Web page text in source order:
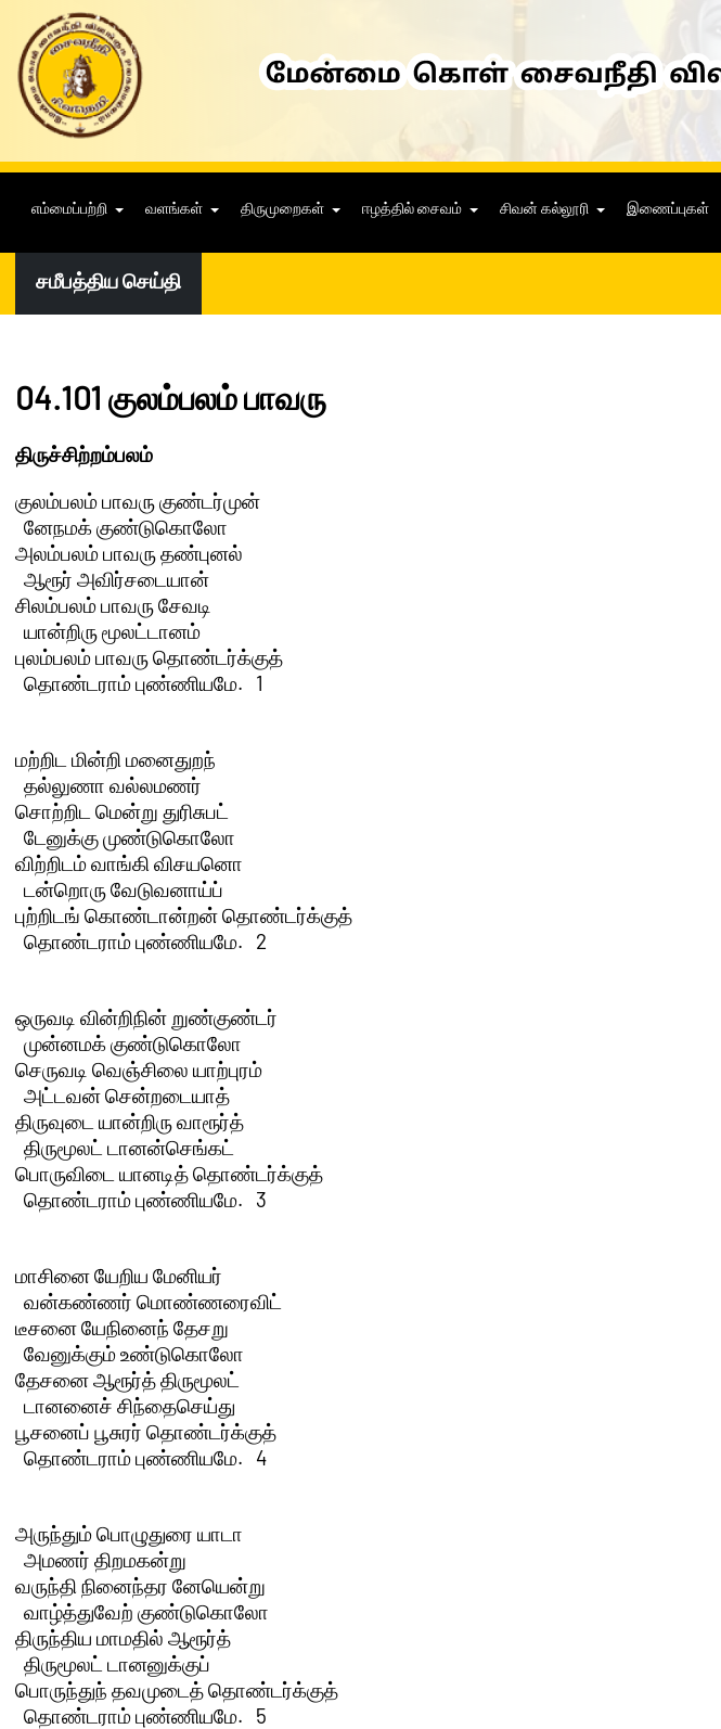
எம்மைப்பற்றி வளங்கள் திருமுறைகள் ஈழத்தில் சைவம் சிவன் கல்லூரி இணைப்புகள்
சமீபத்திய செய்தி
04.101 குலம்பலம் பாவரு
திருச்சிற்றம்பலம்
குலம்பலம் பாவரு குண்டர்முன்
  னேநமக் குண்டுகொலோ
அலம்பலம் பாவரு தண்புனல்
  ஆரூர் அவிர்சடையான்
சிலம்பலம் பாவரு சேவடி
  யான்றிரு மூலட்டானம்
புலம்பலம் பாவரு தொண்டர்க்குத்
  தொண்டராம் புண்ணியமே.   1
மற்றிட மின்றி மனைதுறந்
  தல்லுணா வல்லமணர்
சொற்றிட மென்று துரிசுபட்
  டேனுக்கு முண்டுகொலோ
விற்றிடம் வாங்கி விசயனொ
  டன்றொரு வேடுவனாய்ப்
புற்றிடங் கொண்டான்றன் தொண்டர்க்குத்
  தொண்டராம் புண்ணியமே.   2
ஒருவடி வின்றிநின் றுண்குண்டர்
  முன்னமக் குண்டுகொலோ
செருவடி வெஞ்சிலை யாற்புரம்
  அட்டவன் சென்றடையாத்
திருவுடை யான்றிரு வாரூர்த்
  திருமூலட் டானன்செங்கட்
பொருவிடை யானடித் தொண்டர்க்குத்
  தொண்டராம் புண்ணியமே.   3
மாசினை யேறிய மேனியர்
  வன்கண்ணர் மொண்ணரைவிட்
டீசனை யேநினைந் தேசறு
  வேனுக்கும் உண்டுகொலோ
தேசனை ஆரூர்த் திருமூலட்
  டானனைச் சிந்தைசெய்து
பூசனைப் பூசுரர் தொண்டர்க்குத்
  தொண்டராம் புண்ணியமே.   4
அருந்தும் பொழுதுரை யாடா
  அமணர் திறமகன்று
வருந்தி நினைந்தர னேயென்று
  வாழ்த்துவேற் குண்டுகொலோ
திருந்திய மாமதில் ஆரூர்த்
  திருமூலட் டானனுக்குப்
பொருந்துந் தவமுடைத் தொண்டர்க்குத்
  தொண்டராம் புண்ணியமே.   5